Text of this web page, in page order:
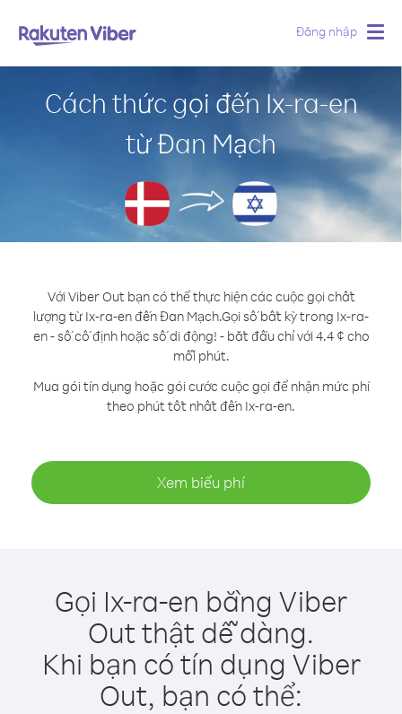
Đăng nhập
Cách thức gọi đến Ix-ra-en
từ Đan Mạch
Với Viber Out bạn có thể thực hiện các cuộc gọi chất
lượng từ Ix-ra-en đến Đan Mạch.Gọi số bất kỳ trong Ix-ra-
en - số cố định hoặc số di động! - bắt đầu chỉ với 4.4 ¢ cho
mỗi phút.
Mua gói tín dụng hoặc gói cước cuộc gọi để nhận mức phí
theo phút tốt nhất đến Ix-ra-en.
Xem biểu phí
Gọi Ix-ra-en bằng Viber
Out thật dễ dàng.
Khi bạn có tín dụng Viber
Out, bạn có thể: